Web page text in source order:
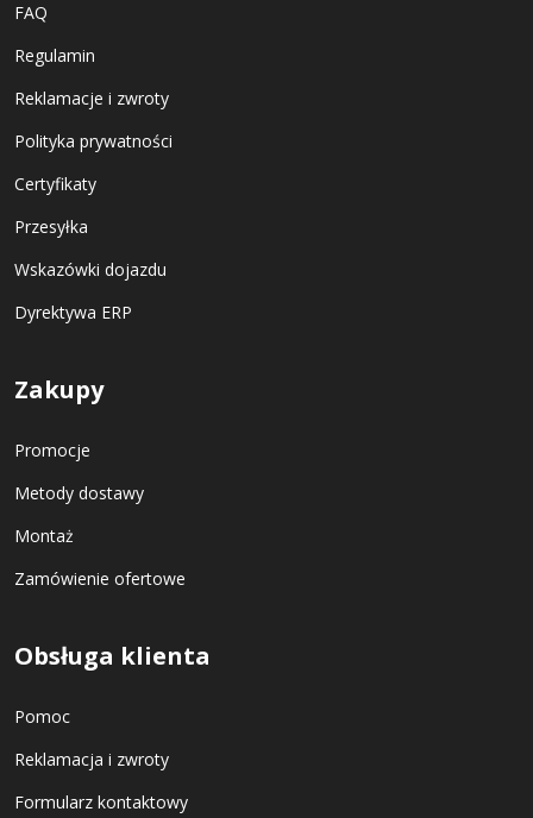
FAQ
Regulamin
Reklamacje i zwroty
Polityka prywatności
Certyfikaty
Przesyłka
Wskazówki dojazdu
Dyrektywa ERP
Zakupy
Promocje
Metody dostawy
Montaż
Zamówienie ofertowe
Obsługa klienta
Pomoc
Reklamacja i zwroty
Formularz kontaktowy